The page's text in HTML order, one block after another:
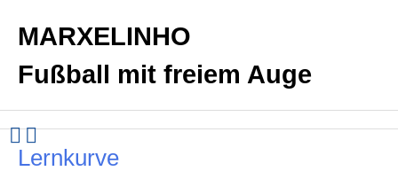
MARXELINHO
Fußball mit freiem Auge
Lernkurve